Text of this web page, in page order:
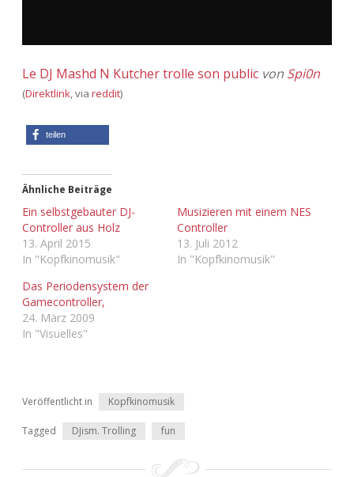
Adventskalender 2017
Adventskalender 2020
Adventskalender 2021
Adventskalender 2022
Le DJ Mashd N Kutcher trolle son public von Spi0n
(Direktlink, via reddit)
teilen
Ähnliche Beiträge
Ein selbstgebauter DJ-
Controller aus Holz
13. April 2015
In "Kopfkinomusik"
Musizieren mit einem NES
Controller
13. Juli 2012
In "Kopfkinomusik"
Das Periodensystem der
Gamecontroller,
24. März 2009
In "Visuelles"
Veröffentlicht in Kopfkinomusik
Tagged DJism. Trolling fun